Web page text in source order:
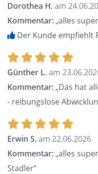
Dorothea H.am
Kommentar:„alles
Der Kunde empfiehlt
Günther L.am
Kommentar:„Das hat
- reibungslose
Erwin S.am 22.06.2026
Kommentar:„alles
Stadler“